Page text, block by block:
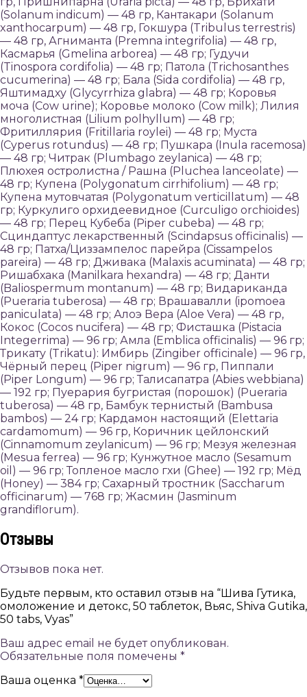
(Solanum indicum) — 48 гр, Кантакари (Solanum
xanthocarpum) — 48 гр, Гокшура (Tribulus terrestris)
— 48 гр, Агниманта (Premna integrifolia) — 48 гр,
Касмарья (Gmelina arborea) — 48 гр; Гудучи
(Tinospora cordifolia) — 48 гр; Патола (Trichosanthes
cucumerina) — 48 гр; Бала (Sida cordifolia) — 48 гр,
Яштимадху (Glycyrrhiza glabra) — 48 гр; Коровья
моча (Сow urine); Коровье молоко (Cow milk); Лилия
многолистная (Lilium polhyllum) — 48 гр;
Фритиллярия (Fritillaria roylei) — 48 гр; Муста
(Cyperus rotundus) — 48 гр; Пушкара (Inula racemosa)
— 48 гр; Читрак (Plumbago zeylanica) — 48 гр;
Плюхея остролистна / Рашна (Pluchea lanceolate) —
48 гр; Купена (Polygonatum cirrhifolium) — 48 гр;
Купена мутовчатая (Polygonatum verticillatum) — 48
гр; Куркулиго орхидеевидное (Curculigo orchioides)
— 48 гр; Перец Кубеба (Piper cubeba) — 48 гр;
Сциндаптус лекарственный (Scindapsus officinalis) —
48 гр; Патха/Циззампелос парейра (Cissampelos
pareira) — 48 гр; Дживака (Malaxis acuminata) — 48 гр;
Ришабхака (Manilkara hexandra) — 48 гр; Данти
(Baliospermum montanum) — 48 гр; Видариканда
(Pueraria tuberosa) — 48 гр; Врашавалли (ipomoea
paniculata) — 48 гр; Алоэ Вера (Aloe Vera) — 48 гр,
Кокос (Cocos nucifera) — 48 гр; Фисташка (Pistacia
Integerrima) — 96 гр; Амла (Emblica officinalis) — 96 гр;
Трикату (Trikatu): Имбирь (Zingiber officinale) — 96 гр,
Чёрный перец (Piper nigrum) — 96 гр, Пиппали
(Piper Longum) — 96 гр; Талисапатра (Abies webbiana)
— 192 гр; Пуерария бугристая (порошок) (Pueraria
tuberosa) — 48 гр, Бамбук тернистый (Bambusa
bambos) — 24 гр; Кардамон настоящий (Elettaria
cardamomum) — 96 гр, Коричник цейлонский
(Cinnamomum zeylanicum) — 96 гр; Мезуя железная
(Mesua ferrea) — 96 гр; Кунжутное масло (Sesamum
oil) — 96 гр; Топленое масло гхи (Ghee) — 192 гр; Мёд
(Honey) — 384 гр; Сахарный тростник (Saccharum
officinarum) — 768 гр; Жасмин (Jasminum
grandiflorum).
Отзывы
Отзывов пока нет.
Будьте первым, кто оставил отзыв на “Шива Гутика,
омоложение и детокс, 50 таблеток, Вьяс, Shiva Gutika,
50 tabs, Vyas”
Ваш адрес email не будет опубликован.
Обязательные поля помечены *
Ваша оценка *